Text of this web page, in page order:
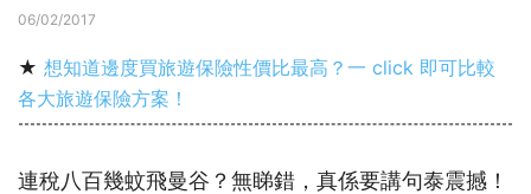
06/02/2017
★ 想知道邊度買旅遊保險性價比最高？一 click 即可比較
各大旅遊保險方案！
連稅八百幾蚊飛曼谷？無睇錯，真係要講句泰震撼！